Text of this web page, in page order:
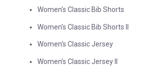
Women's Classic Bib Shorts
Women's Classic Bib Shorts II
Women's Classic Jersey
Women’s Classic Jersey II